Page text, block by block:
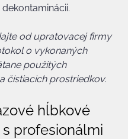
od upratovacej firmy
o vykonaných
použitých
čistiacich prostriedkov.
hĺbkové
profesionálmi